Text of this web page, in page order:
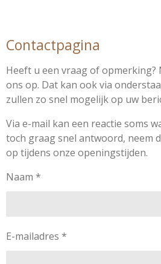
naar
hoofdinhoud
Contactpagina
Heeft u een vraag of opmerking?
ons op. Dat kan ook via
zullen zo snel mogelijk op uw
Via e-mail kan een reactie soms
toch graag snel antwoord, neem
op tijdens onze openingstijden.
Naam *
E-mailadres *